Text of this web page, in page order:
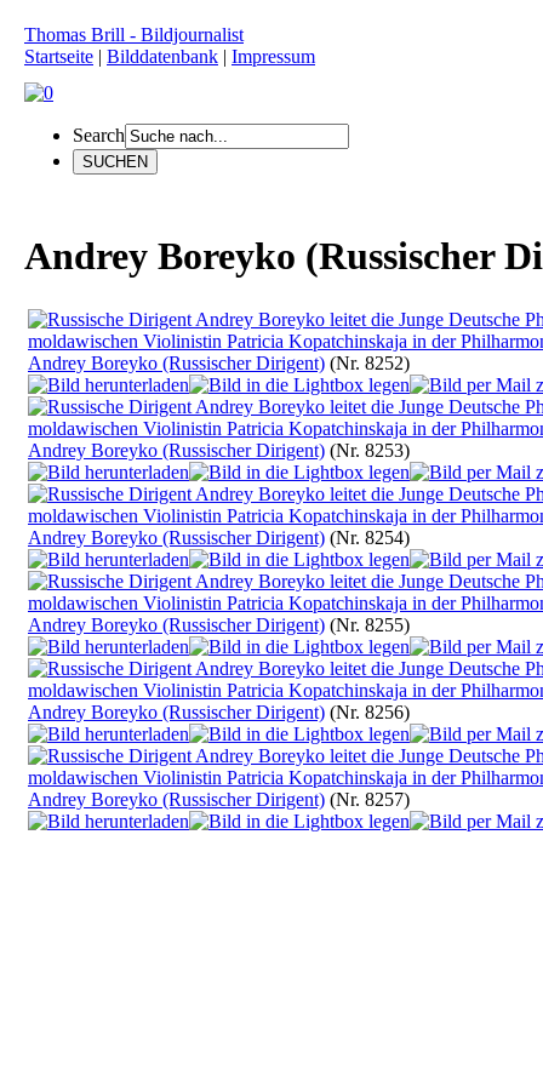
Thomas Brill - Bildjournalist
Startseite | Bilddatenbank | Impressum
Search
Andrey Boreyko (Russischer
Andrey Boreyko (Russischer Dirigent) (Nr. 8252)
Andrey Boreyko (Russischer Dirigent) (Nr. 8253)
Andrey Boreyko (Russischer Dirigent) (Nr. 8254)
Andrey Boreyko (Russischer Dirigent) (Nr. 8255)
Andrey Boreyko (Russischer Dirigent) (Nr. 8256)
Andrey Boreyko (Russischer Dirigent) (Nr. 8257)